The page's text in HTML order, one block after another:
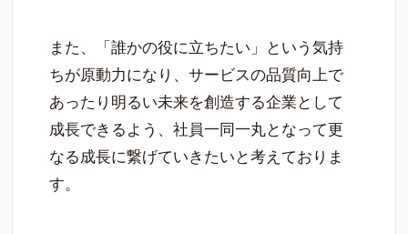
また、「誰かの役に立ちたい」という気持
ちが原動力になり、サービスの品質向上で
あったり明るい未来を創造する企業として
成長できるよう、社員一同一丸となって更
なる成長に繋げていきたいと考えておりま
す。